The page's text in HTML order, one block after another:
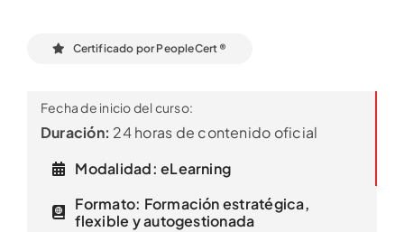
Certificado por PeopleCert ®
Fecha de inicio del curso:
Duración: 24 horas de contenido oficial
Modalidad: eLearning
Formato: Formación estratégica,
flexible y autogestionada